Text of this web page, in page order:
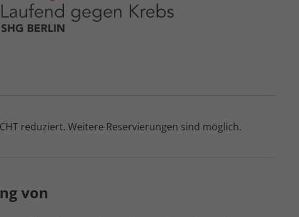
reduziert. Weitere Reser­vierungen sind möglich.
von